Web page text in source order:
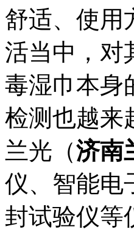
舒适、使用
活当中，对
毒湿巾本身
检测也越来
兰光（济南
仪、智能电
封试验仪等